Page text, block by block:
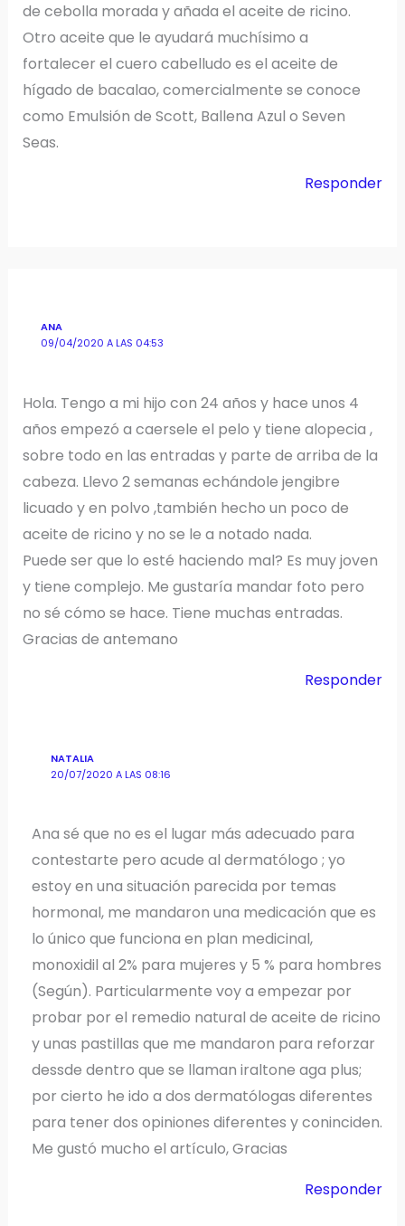
de cebolla morada y añada el aceite de ricino.
Otro aceite que le ayudará muchísimo a
fortalecer el cuero cabelludo es el aceite de
hígado de bacalao, comercialmente se conoce
como Emulsión de Scott, Ballena Azul o Seven
Seas.
Responder
ANA
09/04/2020 A LAS 04:53
Hola. Tengo a mi hijo con 24 años y hace unos 4
años empezó a caersele el pelo y tiene alopecia ,
sobre todo en las entradas y parte de arriba de la
cabeza. Llevo 2 semanas echándole jengibre
licuado y en polvo ,también hecho un poco de
aceite de ricino y no se le a notado nada.
Puede ser que lo esté haciendo mal? Es muy joven
y tiene complejo. Me gustaría mandar foto pero
no sé cómo se hace. Tiene muchas entradas.
Gracias de antemano
Responder
NATALIA
20/07/2020 A LAS 08:16
Ana sé que no es el lugar más adecuado para
contestarte pero acude al dermatólogo ; yo
estoy en una situación parecida por temas
hormonal, me mandaron una medicación que es
lo único que funciona en plan medicinal,
monoxidil al 2% para mujeres y 5 % para hombres
(Según). Particularmente voy a empezar por
probar por el remedio natural de aceite de ricino
y unas pastillas que me mandaron para reforzar
dessde dentro que se llaman iraltone aga plus;
por cierto he ido a dos dermatólogas diferentes
para tener dos opiniones diferentes y coninciden.
Me gustó mucho el artículo, Gracias
Responder